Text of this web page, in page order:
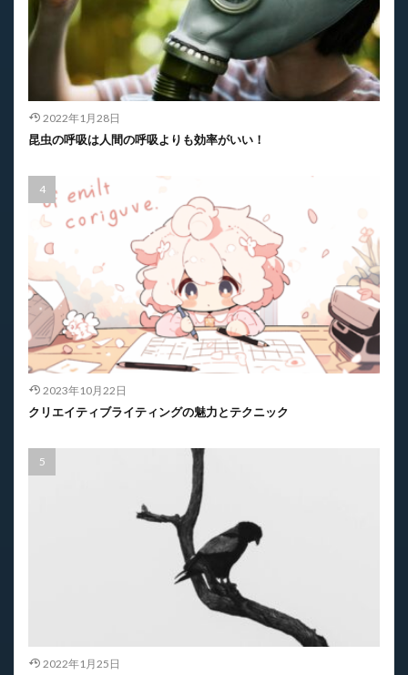
2022年1月28日
昆虫の呼吸は人間の呼吸よりも効率がいい！
2023年10月22日
クリエイティブライティングの魅力とテクニック
2022年1月25日